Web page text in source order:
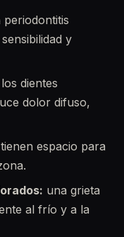
periodontitis
y
dientes
dolor difuso,
espacio para
una grieta
al frío y a la